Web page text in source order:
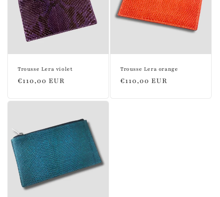
n
Trousse Lera violet
Prix
€110,00 EUR
Trousse Lera orange
Prix
€110,00 EUR